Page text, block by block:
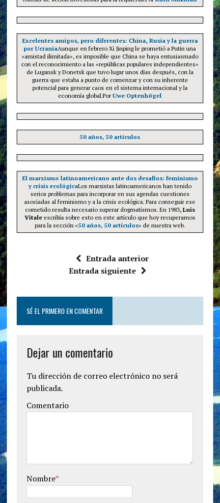
Excelentes amigos, pero diferentes: China, Rusia y la guerra
por UcraniaAunque en febrero Xi Jinping le prometió a Putin una
«amistad ilimitada», es imposible que China se haya entusiasmado
con el reconocimiento a las «repúblicas populares independientes»
de Lugansk y Donetsk que tuvo lugar unos días después, con la
guerra que estaba a punto de comenzar y con su inherente
potencial para generar caos en el sistema internacional y la
economía global.PorUwe Optenhögel
50 años, 50 artículos
El marxismo latinoamericano ante dos desafíos: feminismo
y crisis ecológicaLos marxistas latinoamericanos han tenido
serios problemas para incorporar en sus agendas cuestiones
asociadas al feminismo y a la crisis ecológica. Para conseguir ese
cometido resulta necesario superar dogmatismos. En 1983, Luis
Vitaleescribía sobre esto en este artículo que hoy recuperamos
para la sección «50 años, 50 artículos» de nuestra web.
Entrada anterior
Entrada siguiente
SÉ EL PRIMERO EN COMENTAR
Dejar un comentario
Tu dirección de correo electrónico no será
publicada.
Comentario
Nombre*